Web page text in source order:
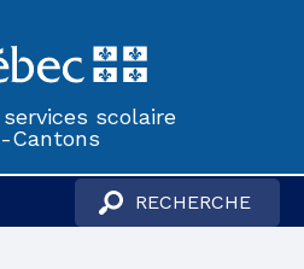
scolaire
Cantons